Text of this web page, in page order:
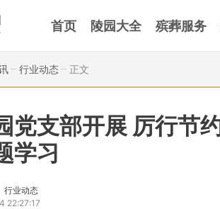
首页 陵园大全 殡葬服务
行业动态 正文
党支部开展 厉行节
学习
行业动态
22:27:17